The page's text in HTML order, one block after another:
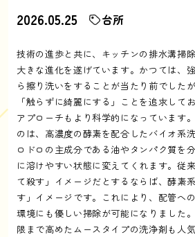
2026.05.25 台所
技術の進歩と共に、キッチンの排水溝掃
大きな進化を遂げています。かつては、
ら擦り洗いをすることが当たり前でした
「触らずに綺麗にする」ことを追求して
アプローチもより科学的になっています
のは、高濃度の酵素を配合したバイオ系
ロドロの主成分である油やタンパク質を
に溶けやすい状態に変えてくれます。従
て殺す」イメージだとするならば、酵素
す」イメージです。これにより、配管へ
環境にも優しい掃除が可能になりました
限まで高めたムースタイプの洗浄剤も人